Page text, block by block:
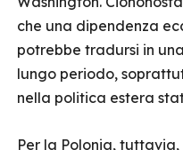
che una dipendenza
potrebbe tradursi in
lungo periodo,
nella politica estera
Per la Polonia,